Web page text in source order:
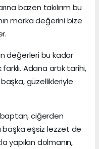
bazen takılırım bu
marka değerini bize
değerleri bu kadar
Adana artık tarihi,
güzellikleriyle
ciğerden
başka eşsiz lezzet de
yapılan dolmanın,